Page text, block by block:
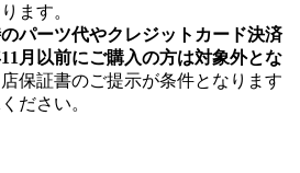
ます。
パーツ代やクレジットカード決済
月以前にご購入の方は対象外とな
保証書のご提示が条件となります
ださい。